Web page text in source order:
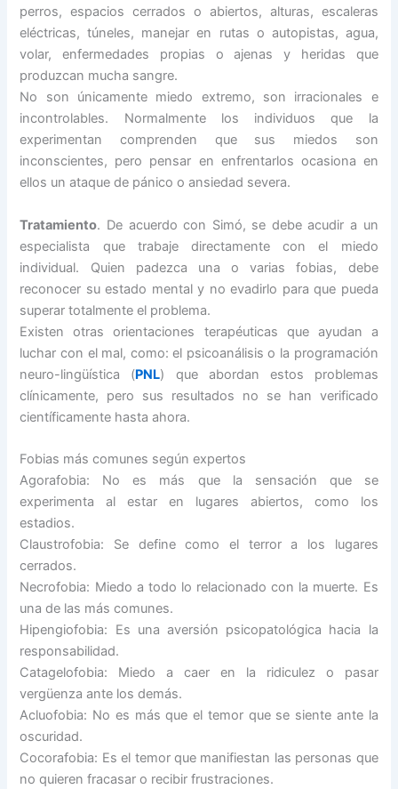
perros, espacios cerrados o abiertos, alturas, escaleras
eléctricas, túneles, manejar en rutas o autopistas, agua,
volar, enfermedades propias o ajenas y heridas que
produzcan mucha sangre.
No son únicamente miedo extremo, son irracionales e
incontrolables. Normalmente los individuos que la
experimentan comprenden que sus miedos son
inconscientes, pero pensar en enfrentarlos ocasiona en
ellos un ataque de pánico o ansiedad severa.
Tratamiento. De acuerdo con Simó, se debe acudir a un
especialista que trabaje directamente con el miedo
individual. Quien padezca una o varias fobias, debe
reconocer su estado mental y no evadirlo para que pueda
superar totalmente el problema.
Existen otras orientaciones terapéuticas que ayudan a
luchar con el mal, como: el psicoanálisis o la programación
neuro-lingüística (PNL) que abordan estos problemas
clínicamente, pero sus resultados no se han verificado
científicamente hasta ahora.
Fobias más comunes según expertos
Agorafobia: No es más que la sensación que se
experimenta al estar en lugares abiertos, como los
estadios.
Claustrofobia: Se define como el terror a los lugares
cerrados.
Necrofobia: Miedo a todo lo relacionado con la muerte. Es
una de las más comunes.
Hipengiofobia: Es una aversión psicopatológica hacia la
responsabilidad.
Catagelofobia: Miedo a caer en la ridiculez o pasar
vergüenza ante los demás.
Acluofobia: No es más que el temor que se siente ante la
oscuridad.
Cocorafobia: Es el temor que manifiestan las personas que
no quieren fracasar o recibir frustraciones.